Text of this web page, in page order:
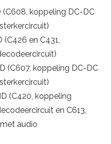
(C608, koppeling DC-DC
(C426 en C431,
(C607, koppeling DC-DC
(C420, koppeling
en C613,
audio